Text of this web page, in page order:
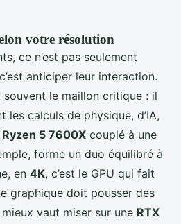
votre résolution
ce n’est pas seulement
anticiper leur interaction.
souvent le maillon critique : il
calculs de physique, d’IA,
Ryzen 5 7600X couplé à une
forme un duo équilibré à
en 4K, c’est le GPU qui fait
graphique doit pousser des
vaut miser sur une RTX